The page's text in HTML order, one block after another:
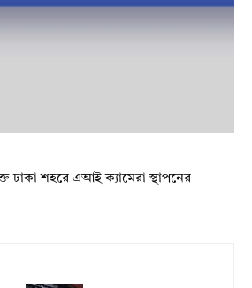
ঢাকা শহরে এআই ক্যামেরা স্থাপনের